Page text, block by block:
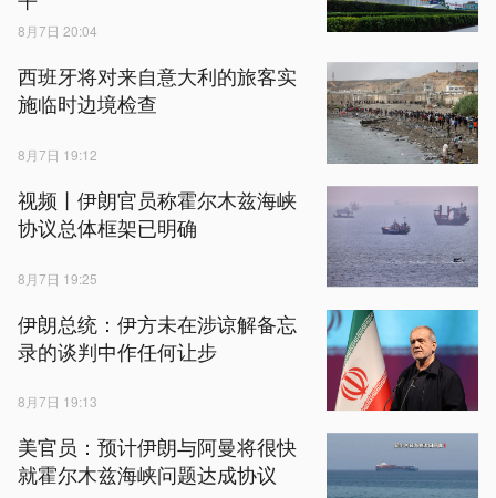
8月7日 20:04
西班牙将对来自意大利的旅客实
施临时边境检查
8月7日 19:12
视频丨伊朗官员称霍尔木兹海峡
协议总体框架已明确
8月7日 19:25
伊朗总统：伊方未在涉谅解备忘
录的谈判中作任何让步
8月7日 19:13
美官员：预计伊朗与阿曼将很快
就霍尔木兹海峡问题达成协议